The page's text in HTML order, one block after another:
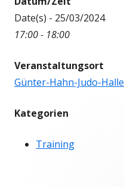
Date(s) - 25/03/2024
17:00 - 18:00
Veranstaltungsort
Günter-Hahn-Judo-Halle
Kategorien
Training